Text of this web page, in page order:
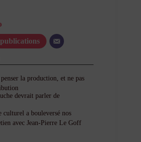
la production, et ne pas
devrait parler de
culturel a bouleversé nos
avec Jean-Pierre Le Goff